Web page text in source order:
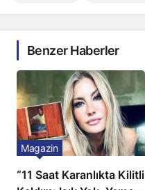
Benzer Haberler
“11 Saat Karanlıkta Kilitli
Magazin